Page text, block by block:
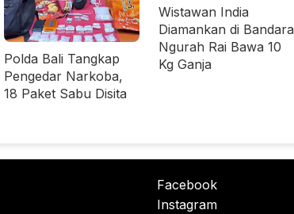
Polda Bali Tangkap
Pengedar Narkoba,
18 Paket Sabu Disita
Wistawan India
Diamankan di Bandara
Ngurah Rai Bawa 10
Kg Ganja
Facebook
Instagram